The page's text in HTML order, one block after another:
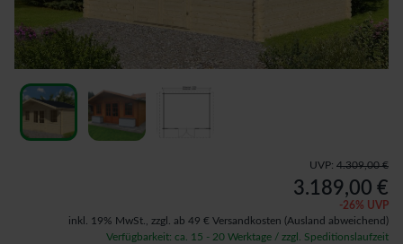
UVP: 4.309,00 €
3.189,00 €
-26% UVP
inkl. 19% MwSt., zzgl. ab 49 € Versandkosten (Ausland abweichend)
Verfügbarkeit: ca. 15 - 20 Werktage / zzgl. Speditionslaufzeit